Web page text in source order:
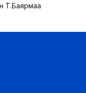
Т.Баярмаа